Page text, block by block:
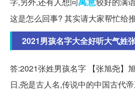
这是怎么回事? 其实请大家帮忙给
2021男孩名字大全好听大气姓
答:2021张姓男孩名字 【张旭尧】
日,尧是古人名,传说中的中国古代